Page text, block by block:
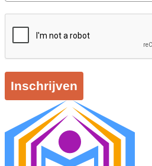
Inschrijven